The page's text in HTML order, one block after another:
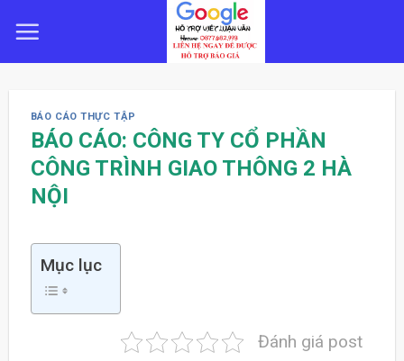
BÁO CÁO THỰC TẬP
BÁO CÁO: CÔNG TY CỔ PHẦN
CÔNG TRÌNH GIAO THÔNG 2 HÀ
NỘI
Mục lục
Đánh giá post